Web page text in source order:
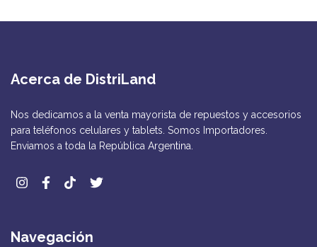
Acerca de DistriLand
Nos dedicamos a la venta mayorista de repuestos y accesorios
para teléfonos celulares y tablets. Somos Importadores.
Enviamos a toda la República Argentina.
Navegación